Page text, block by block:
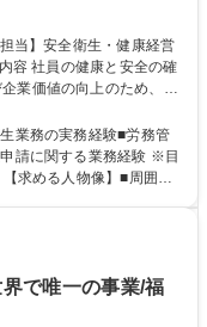
業価値の向上のため、経
ず、制度設計や施策立案
医との連携 など）■健康
時間の分析、労働環境
集となります。 募集
・労務管理/創業80年老
業務の実務経験■労務管
請に関する業務経験 ※目
労務管理システムの実務
で唯一の事業/福